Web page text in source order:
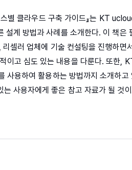
별 클라우드 구축 가이드』는 KT
설계 방법과 사례를 소개한다. 이 책은
셀러 업체에 기술 컨설팅을 진행하면
이고 심도 있는 내용을 다룬다. 또한,
사용하여 활용하는 방법까지 소개하
사용자에게 좋은 참고 자료가 될 것